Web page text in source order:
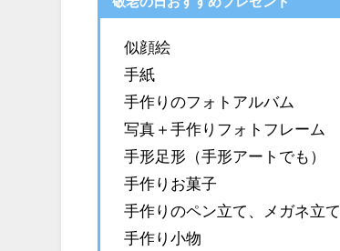
似顔絵
手紙
手作りのフォトアルバム
写真＋手作りフォトフレーム
手形足形（手形アートでも）
手作りお菓子
手作りのペン立て、メガネ立て
手作り小物